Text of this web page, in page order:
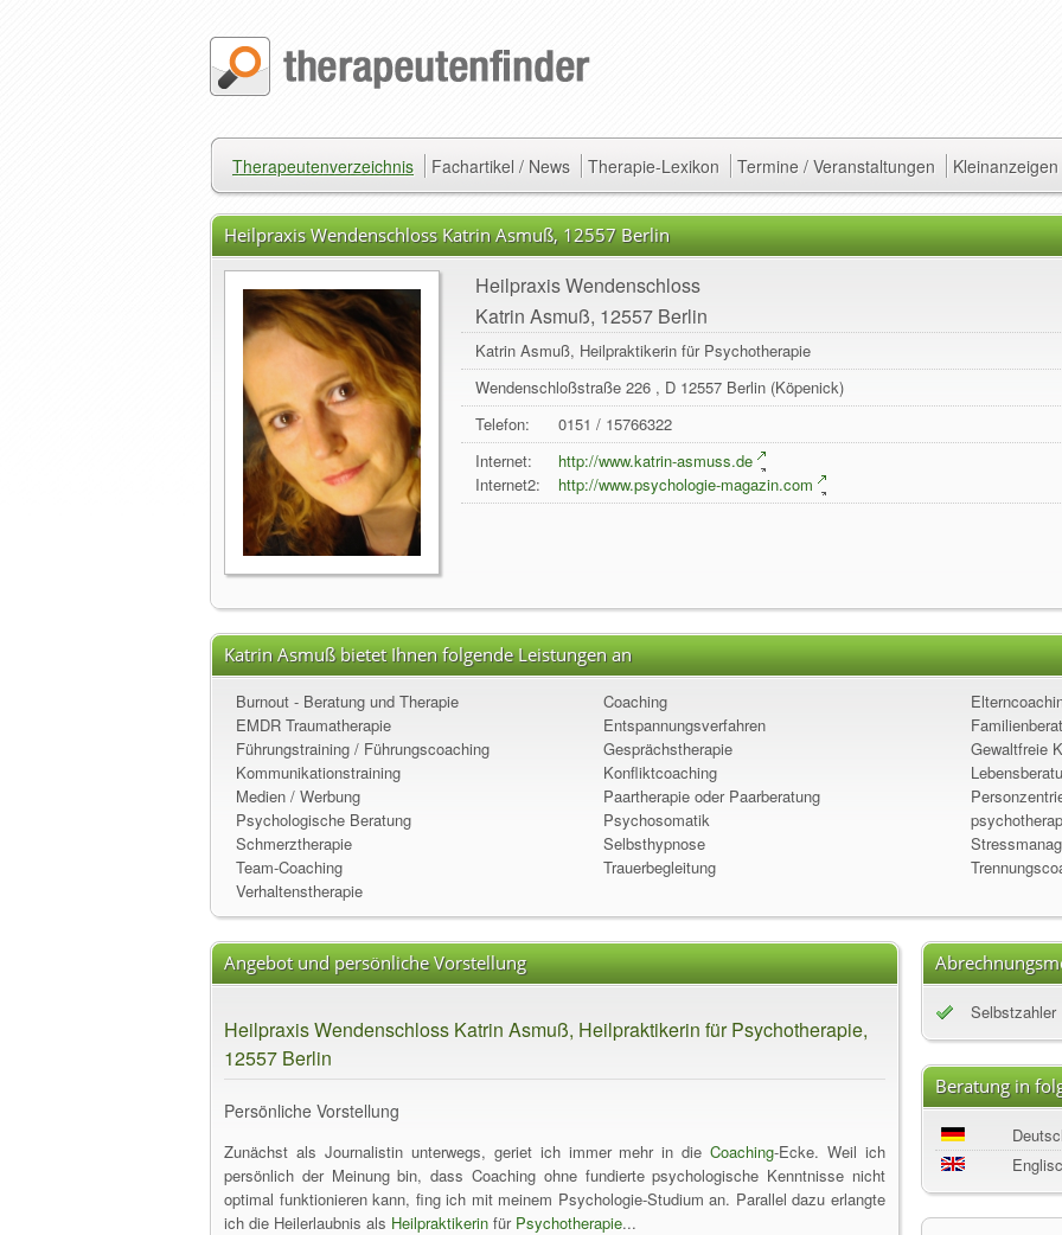
Therapeutenverzeichnis Fachartikel / News Therapie-Lexikon Termine / Veranstaltungen Kleinanzeigen
Heilpraxis Wendenschloss Katrin Asmuß, 12557 Berlin
Heilpraxis Wendenschloss
Katrin Asmuß, 12557 Berlin
Katrin Asmuß, Heilpraktikerin für Psychotherapie
Wendenschloßstraße 226 , D 12557 Berlin (Köpenick)
Telefon:
0151 / 15766322
Internet:
http://www.katrin-asmuss.de
Internet2:
http://www.psychologie-magazin.com
Katrin Asmuß bietet Ihnen folgende Leistungen an
Burnout - Beratung und Therapie Coaching
EMDR Traumatherapie
Entspannungsverfahren
Führungstraining / Führungscoaching
Gesprächstherapie
Gewaltfreie
Kommunikationstraining
Konfliktcoaching
Medien / Werbung
Paartherapie oder Paarberatung
Psychologische Beratung
Psychosomatik
Schmerztherapie
Selbsthypnose
Team-Coaching
Trauerbegleitung
Verhaltenstherapie
Angebot und persönliche Vorstellung
Heilpraxis Wendenschloss Katrin Asmuß, Heilpraktikerin für Psychotherapie,
12557 Berlin
Persönliche Vorstellung
Zunächst als Journalistin unterwegs, geriet ich immer mehr in dieCoaching-Ecke. Weil ich
persönlich der Meinung bin, dass Coaching ohne fundierte psychologische Kenntnisse nicht
optimal funktionieren kann, fing ich mit meinem Psychologie-Studium an. Parallel dazu erlangte
ich die Heilerlaubnis als Heilpraktikerin für Psychotherapie...
Selbstzahler
Beratung in